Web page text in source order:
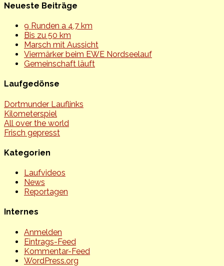
Neueste Beiträge
9 Runden a 4,7 km
Bis zu 50 km
Marsch mit Aussicht
Viermärker beim EWE Nordseelauf
Gemeinschaft läuft
Laufgedönse
Dortmunder Lauflinks
Kilometerspiel
All over the world
Frisch gepresst
Kategorien
Laufvideos
News
Reportagen
Internes
Anmelden
Eintrags-Feed
Kommentar-Feed
WordPress.org